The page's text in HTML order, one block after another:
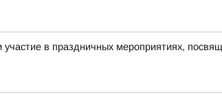
в праздничных мероприятиях,